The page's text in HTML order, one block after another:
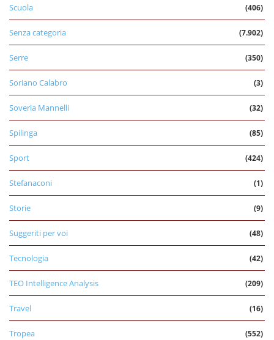
Scuola (406)
Senza categoria (7.902)
Serre (350)
Soriano Calabro (3)
Soveria Mannelli (32)
Spilinga (85)
Sport (424)
Stefanaconi (1)
Storie (9)
Suggeriti per voi (48)
Tecnologia (42)
TEO Intelligence Analysis (209)
Travel (16)
Tropea (552)